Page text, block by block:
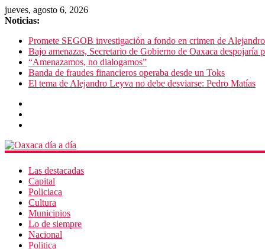
jueves, agosto 6, 2026
Noticias:
Promete SEGOB investigación a fondo en crimen de
Bajo amenazas, Secretario de Gobierno de Oaxaca despojaría
“Amenazamos, no dialogamos”
Banda de fraudes financieros operaba desde un Toks
El tema de Alejandro Leyva no debe desviarse: Pedro Matías
Las destacadas
Capital
Policiaca
Cultura
Municipios
Lo de siempre
Nacional
Politica